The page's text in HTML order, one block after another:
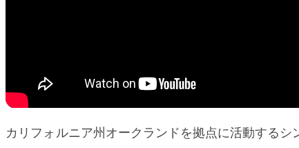
カリフォルニア州オークランドを拠点に活動する